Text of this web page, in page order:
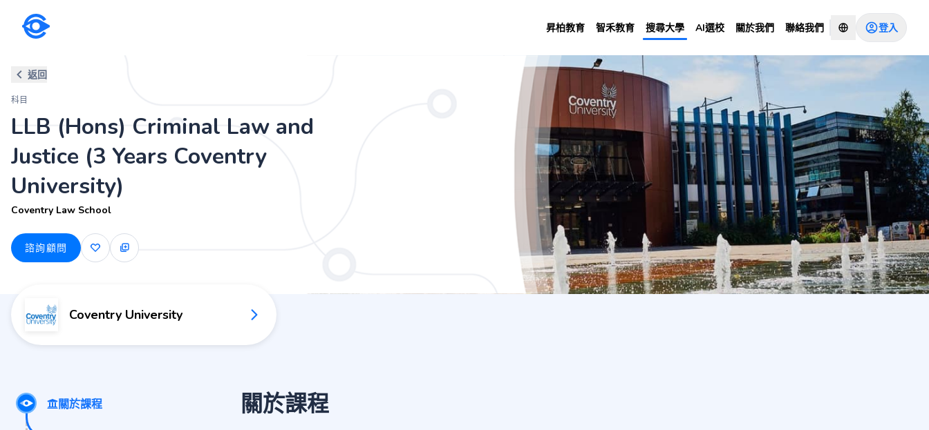
昇柏教育 智禾教育 搜尋大學 AI選校 關於我們 聯絡我們 登入
LLB (Hons) Criminal Law and Justice (3 Years Coventry University)
返回
科目
LLB (Hons) Criminal Law and
Justice (3 Years Coventry
University)
Coventry Law School
諮詢顧問
Coventry University
關於課程 關於課程